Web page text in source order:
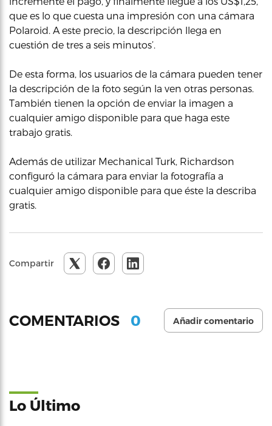
que es lo que cuesta una impresión con una cámara
Polaroid. A este precio, la descripción llega en
cuestión de tres a seis minutos’.
De esta forma, los usuarios de la cámara pueden tener
la descripción de la foto según la ven otras personas.
También tienen la opción de enviar la imagen a
cualquier amigo disponible para que haga este
trabajo gratis.
Además de utilizar Mechanical Turk, Richardson
configuró la cámara para enviar la fotografía a
cualquier amigo disponible para que éste la describa
gratis.
Compartir
COMENTARIOS 0 Añadir comentario
Lo Último